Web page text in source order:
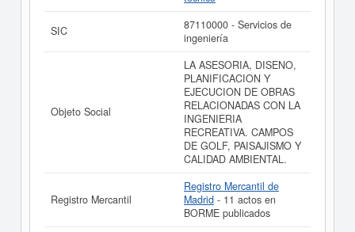
de sus años de actividad, así como los balances y
cuentas de resultados disponibles.
La última actualización del informe de empresa se ha
realizado el 20/04/2023.
SIC
87110000 - Servicios de
ingeniería
Objeto Social
LA ASESORIA, DISENO,
PLANIFICACION Y
EJECUCION DE OBRAS
RELACIONADAS CON LA
INGENIERIA
RECREATIVA. CAMPOS
DE GOLF, PAISAJISMO Y
CALIDAD AMBIENTAL.
Registro Mercantil
Registro Mercantil de
Madrid - 11 actos en
BORME publicados